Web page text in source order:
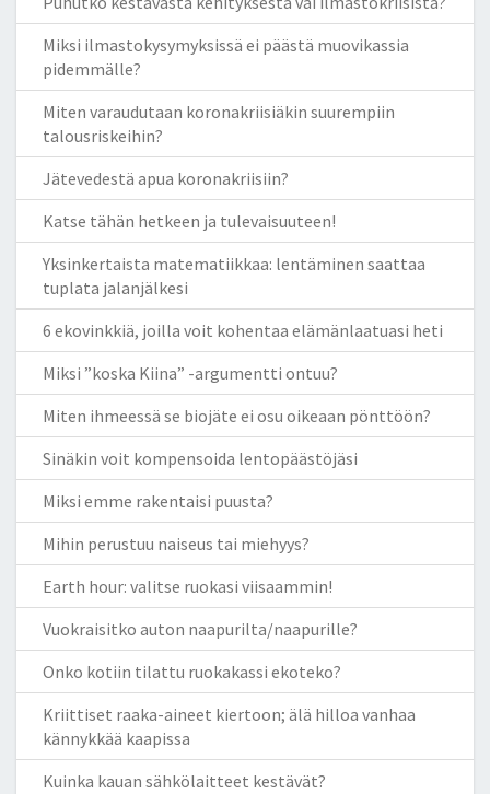
Miksi ilmastokysymyksissä ei päästä muovikassia
pidemmälle?
Miten varaudutaan koronakriisiäkin suurempiin
talousriskeihin?
Jätevedestä apua koronakriisiin?
Katse tähän hetkeen ja tulevaisuuteen!
Yksinkertaista matematiikkaa: lentäminen saattaa
tuplata jalanjälkesi
6 ekovinkkiä, joilla voit kohentaa elämänlaatuasi heti
Miksi ”koska Kiina” -argumentti ontuu?
Miten ihmeessä se biojäte ei osu oikeaan pönttöön?
Sinäkin voit kompensoida lentopäästöjäsi
Miksi emme rakentaisi puusta?
Mihin perustuu naiseus tai miehyys?
Earth hour: valitse ruokasi viisaammin!
Vuokraisitko auton naapurilta/naapurille?
Onko kotiin tilattu ruokakassi ekoteko?
Kriittiset raaka-aineet kiertoon; älä hilloa vanhaa
kännykkää kaapissa
Kuinka kauan sähkölaitteet kestävät?